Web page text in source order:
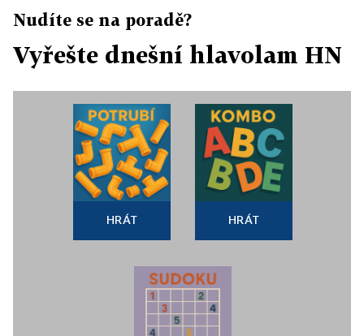
Nudíte se na poradě?
Vyřešte dnešní hlavolam HN
HRÁT HRÁT